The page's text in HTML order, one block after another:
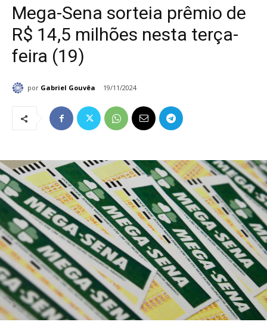
Mega-Sena sorteia prêmio de
R$ 14,5 milhões nesta terça-
feira (19)
por Gabriel Gouvêa 19/11/2024